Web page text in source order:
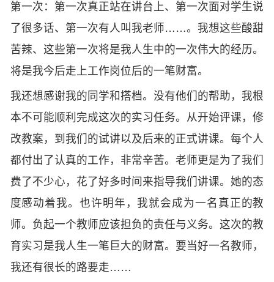
第一次：第一次真正站在讲台上、第一次面对学生说
了很多话、第一次有人叫我老师……。我想这些酸甜
苦辣、这些第一次将是我人生中的一次伟大的经历。
将是我今后走上工作岗位后的一笔财富。
我还想感谢我的同学和搭档。没有他们的帮助，我根
本不可能顺利完成这次的实习任务。从开始评课，修
改教案，到我们的试讲以及后来的正式讲课。每个人
都付出了认真的工作，非常辛苦。老师更是为了我们
费了不少心，花了好多时间来指导我们讲课。她的态
度感动着我。也许明年，我就会成为一名真正的教
师。负起一个教师应该担负的责任与义务。这次的教
育实习是我人生一笔巨大的财富。要当好一名教师，
我还有很长的路要走……